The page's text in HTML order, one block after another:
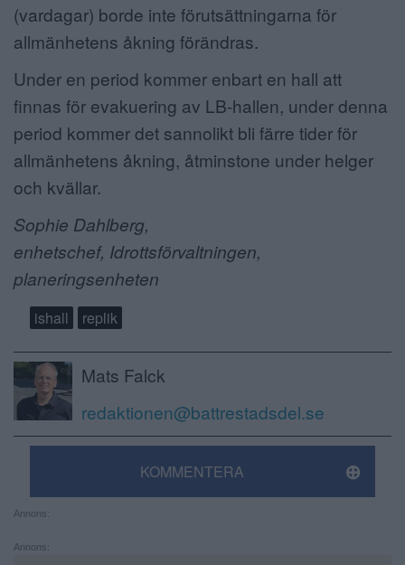
(vardagar) borde inte förutsättningarna för
allmänhetens åkning förändras.
Under en period kommer enbart en hall att
finnas för evakuering av LB-hallen, under denna
period kommer det sannolikt bli färre tider för
allmänhetens åkning, åtminstone under helger
och kvällar.
Sophie Dahlberg,
enhetschef, Idrottsförvaltningen,
planeringsenheten
ishall replik
Mats Falck
redaktionen@battrestadsdel.se
KOMMENTERA
Annons:
Annons: